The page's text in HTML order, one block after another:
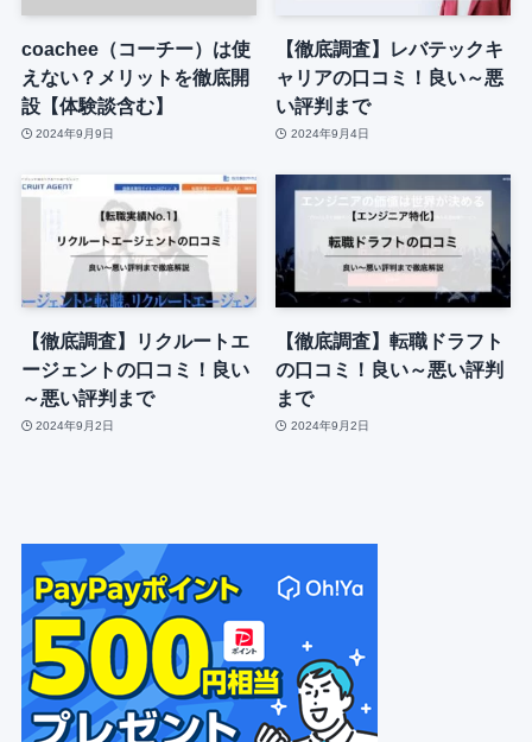
coachee（コーチー）は使
えない？メリットを徹底開
設【体験談含む】
2024年9月9日
【徹底調査】レバテックキ
ャリアの口コミ！良い～悪
い評判まで
2024年9月4日
【徹底調査】リクルートエ
ージェントの口コミ！良い
～悪い評判まで
2024年9月2日
【徹底調査】転職ドラフト
の口コミ！良い～悪い評判
まで
2024年9月2日